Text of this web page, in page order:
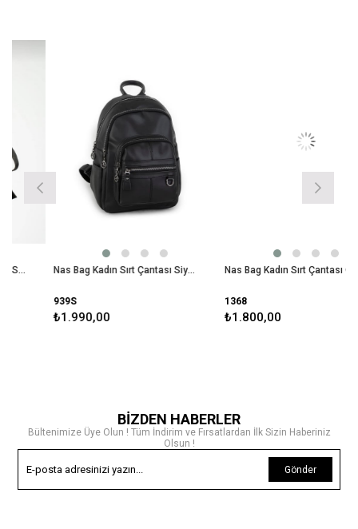
Nas Bag Kadın Sırt Çantası Siyah Dona 939
₺1.990,00
Nas Bag Kadın Sırt Çantası Çift Gözlü Spor Çanta ( 23x26x14 cm ) Siyah Dona
₺1.800,00
BİZDEN HABERLER
Bültenimize Üye Olun ! Tüm İndirim ve Fırsatlardan İlk Sizin Haberiniz
Olsun !
Gönder